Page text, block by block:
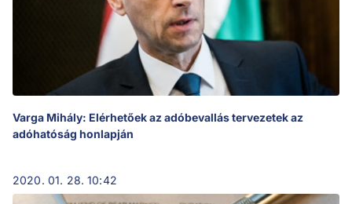
Varga Mihály: Elérhetőek az adóbevallás tervezetek az
adóhatóság honlapján
2020. 01. 28. 10:42